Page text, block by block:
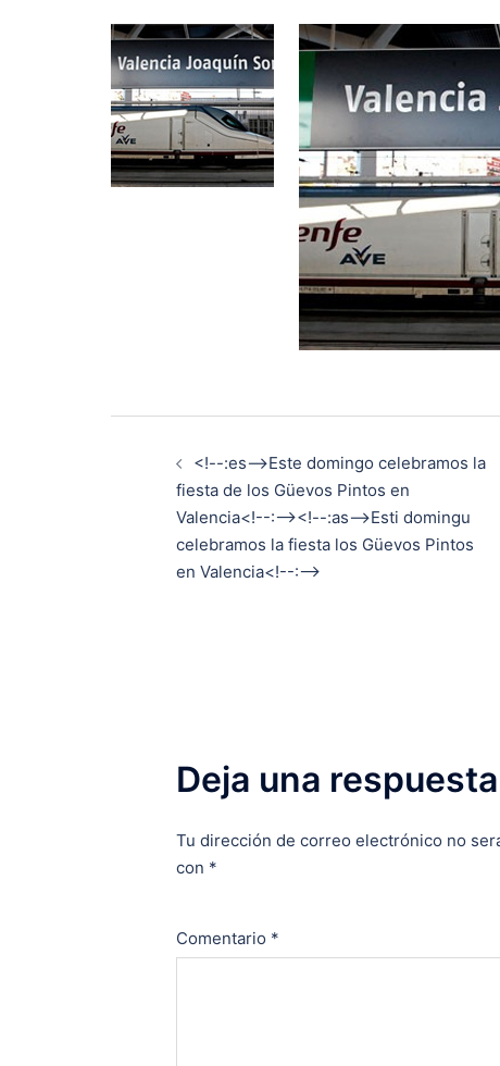
entradas
<!--:es-->Este domingo celebramos la
fiesta de los Güevos Pintos en
Valencia<!--:--><!--:as-->Esti domingu
celebramos la fiesta los Güevos Pintos
en Valencia<!--:-->
Deja una respuesta
Tu dirección de correo electrónico no
con *
Comentario *